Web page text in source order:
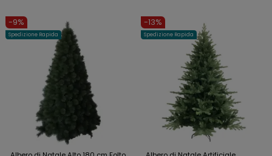
-9%
Spedizione Rapida
-13%
Spedizione Rapida